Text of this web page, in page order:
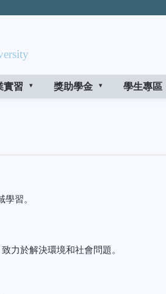
實習 獎助學金 學生專區
習。
力於解決環境和社會問題。